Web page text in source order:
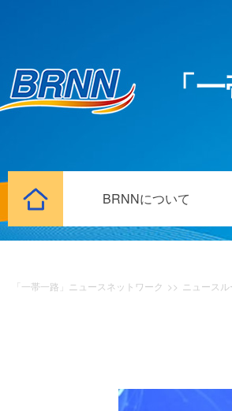
「
BRNNについて
「一帯一路」ニュースネットワーク >> ニュースル